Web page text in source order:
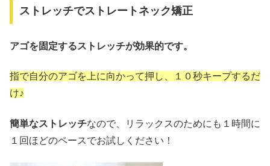
ストレッチでストレートネック矯正
アゴを固定するストレッチが効果的です。
指で自分のアゴを上に向かって押し、１０秒キープするだ
け♪
簡単なストレッチなので、リラックスのためにも１時間に
１回ほどのペースでお試しください！